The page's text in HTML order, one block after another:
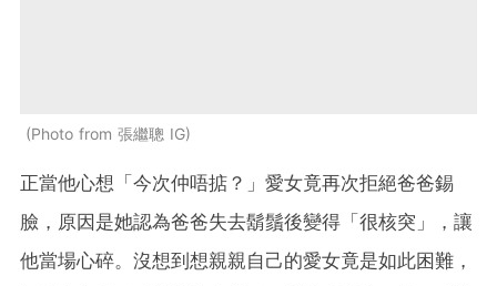
Photo from 張繼聰 IG
正當他心想「今次仲唔掂？」愛女竟再次拒絕爸爸錫
臉，原因是她認為爸爸失去鬍鬚後變得「很核突」，讓
他當場心碎。沒想到想親親自己的愛女竟是如此困難，